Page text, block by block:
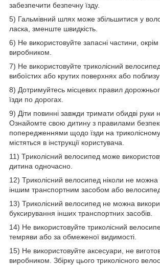
забезпечити безпечну їзду.
5) Гальмівний шлях може збільшитися у
ласка, зменште швидкість.
6) Не використовуйте запасні частини,
виробником.
7) Не використовуйте триколісний
вибоїстих або крутих поверхнях або поблизу
8) Дотримуйтесь місцевих правил
їзди по дорогах.
9) Діти повинні завжди тримати обидві руки
Ознайомте свою дитину з правилами
попередженнями щодо їзди на триколісному
містяться в інструкції користувача.
11) Триколісний велосипед може
дитина одночасно.
12) Триколісний велосипед ніколи не можна
іншим транспортним засобом або
13) Триколісний велосипед не можна
буксирування інших транспортних засобів.
14) Не використовуйте триколісний
темряви або за обмеженої видимості.
15) Не використовуйте аксесуари, не
виробником. Збірку цього триколісного